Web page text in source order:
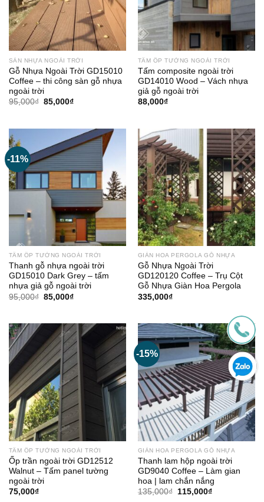
SÀN NHỰA NGOÀI TRỜI
Gỗ Nhựa Ngoài Trời GD15010
Coffee – thi công sàn gỗ nhựa
ngoài trời
95,000₫ Giá
85,000₫Giá
85,000₫.
TẤM ỐP TƯỜNG NGOÀI TRỜI
Tấm composite ngoài trời
GD14010 Wood – Vách nhựa
giả gỗ ngoài trời
88,000₫
-11%
TẤM ỐP TƯỜNG NGOÀI TRỜI
Thanh gỗ nhựa ngoài trời
GD15010 Dark Grey – tấm
nhựa giả gỗ ngoài trời
95,000₫ Giá
gốc
85,000₫Giá
85,000₫.
GIÀN HOA PERGOLA GỖ NHỰA
Gỗ Nhựa Ngoài Trời
GD120120 Coffee – Trụ Cột
Gỗ Nhựa Giàn Hoa Pergola
335,000₫
TẤM ỐP TƯỜNG NGOÀI TRỜI
Ốp trần ngoài trời GD12512
Walnut – Tấm panel tường
ngoài trời
75,000₫
-15%
GIÀN HOA PERGOLA GỖ NHỰA
Thanh lam hộp ngoài trời
GD9040 Coffee – Làm gian
hoa | lam chắn nắng
135,000₫
Giá
115,000₫Giá